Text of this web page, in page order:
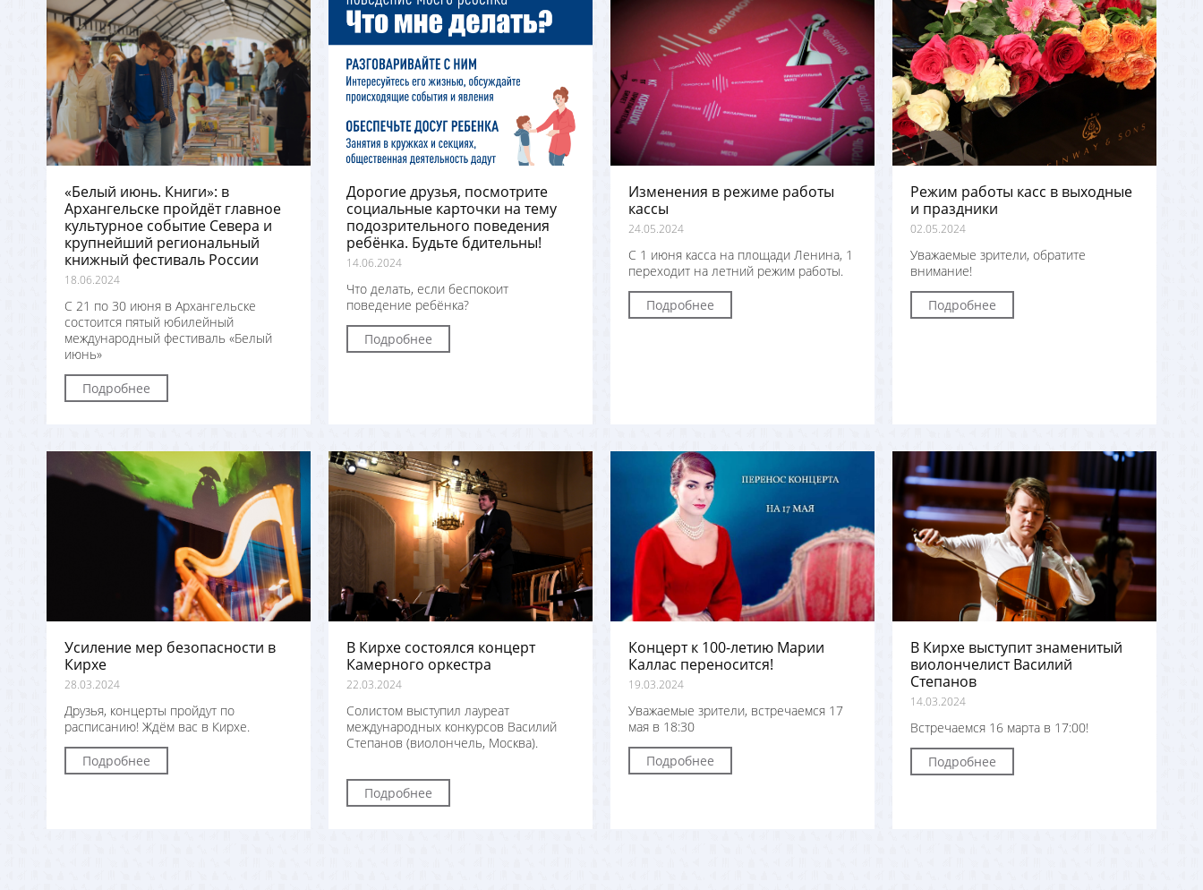
«Белый июнь. Книги»: в
Архангельске пройдёт главное
культурное событие Севера и
крупнейший региональный
книжный фестиваль России
18.06.2024
С 21 по 30 июня в Архангельске
состоится пятый юбилейный
международный фестиваль «Белый
июнь»
Подробнее
Дорогие друзья, посмотрите
социальные карточки на тему
подозрительного поведения
ребёнка. Будьте бдительны!
14.06.2024
Что делать, если беспокоит
поведение ребёнка?
Подробнее
Изменения в режиме работы
кассы
24.05.2024
С 1 июня касса на площади Ленина, 1
переходит на летний режим работы.
Подробнее
Режим работы касс в выходные
и праздники
02.05.2024
Уважаемые зрители, обратите
внимание!
Подробнее
Усиление мер безопасности в
Кирхе
28.03.2024
Друзья, концерты пройдут по
расписанию! Ждём вас в Кирхе.
Подробнее
В Кирхе состоялся концерт
Камерного оркестра
22.03.2024
Солистом выступил лауреат
международных конкурсов Василий
Степанов (виолончель, Москва).
Подробнее
Концерт к 100-летию Марии
Каллас переносится!
19.03.2024
Уважаемые зрители, встречаемся 17
мая в 18:30
Подробнее
В Кирхе выступит знаменитый
виолончелист Василий
Степанов
14.03.2024
Встречаемся 16 марта в 17:00!
Подробнее